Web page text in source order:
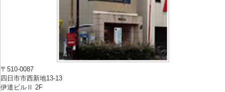
〒510-0087
四日市市西新地13-13
伊達ビルⅡ 2F